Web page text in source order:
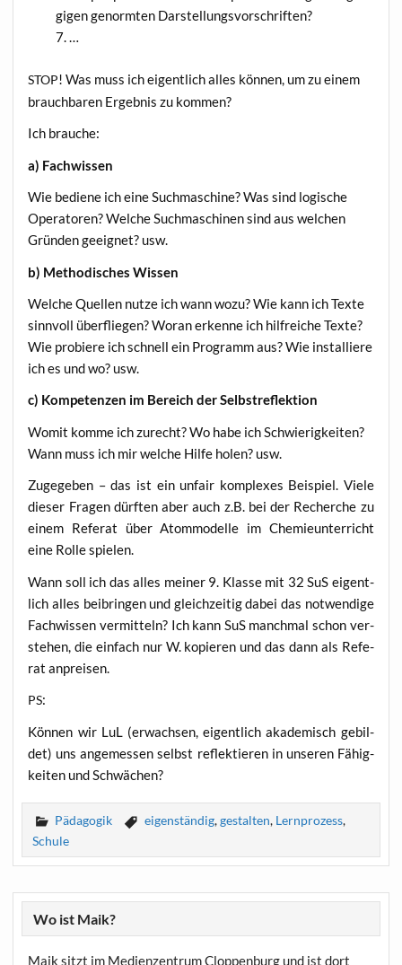
gi­gen genorm­ten Darstellungsvorschriften?
…
STOP! Was muss ich eigent­lich alles kön­nen, um zu einem
brauch­ba­ren Ergeb­nis zu kommen?
Ich brau­che:
a) Fach­wis­sen
Wie bedie­ne ich eine Such­ma­schi­ne? Was sind logi­sche
Ope­ra­to­ren? Wel­che Such­ma­schi­nen sind aus wel­chen
Grün­den geeig­net? usw.
b) Metho­di­sches Wissen
Wel­che Quel­len nut­ze ich wann wozu? Wie kann ich Tex­te
sinn­voll über­flie­gen? Wor­an erken­ne ich hilf­rei­che Tex­te?
Wie pro­bie­re ich schnell ein Pro­gramm aus? Wie instal­lie­re
ich es und wo? usw.
c) Kom­pe­ten­zen im Bereich der Selbstreflektion
Womit kom­me ich zurecht? Wo habe ich Schwie­rig­kei­ten?
Wann muss ich mir wel­che Hil­fe holen? usw.
Zuge­ge­ben – das ist ein unfair kom­ple­xes Bei­spiel. Vie­le
die­ser Fra­gen dürf­ten aber auch z.B. bei der Recher­che zu
einem Refe­rat über Atom­mo­del­le im Che­mie­un­ter­richt
eine Rol­le spielen.
Wann soll ich das alles mei­ner 9. Klas­se mit 32 SuS eigent­
lich alles bei­brin­gen und gleich­zei­tig dabei das not­wen­di­ge
Fach­wis­sen ver­mit­teln? Ich kann SuS manch­mal schon ver­
ste­hen, die ein­fach nur W. kopie­ren und das dann als Refe­
rat anpreisen.
PS:
Kön­nen wir LuL (erwach­sen, eigent­lich aka­de­misch gebil­
det) uns ange­mes­sen selbst reflek­tie­ren in unse­ren Fähig­
kei­ten und Schwächen?
Pädagogik eigenständig,gestalten, Lernprozess,
Schule
Wo ist Maik?
Maik sitzt im Medienzentrum Cloppenburg und ist dort